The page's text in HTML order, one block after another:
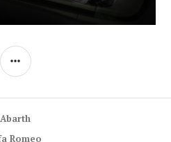
POSTRANNÍ
Abarth
Romeo